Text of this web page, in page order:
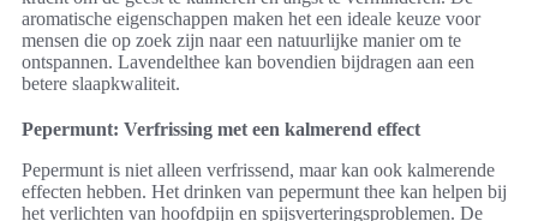
aromatische eigenschappen maken het een ideale keuze voor
mensen die op zoek zijn naar een natuurlijke manier om te
ontspannen. Lavendelthee kan bovendien bijdragen aan een
betere slaapkwaliteit.
Pepermunt: Verfrissing met een kalmerend effect
Pepermunt is niet alleen verfrissend, maar kan ook kalmerende
effecten hebben. Het drinken van pepermunt thee kan helpen bij
het verlichten van hoofdpijn en spijsverteringsproblemen. De